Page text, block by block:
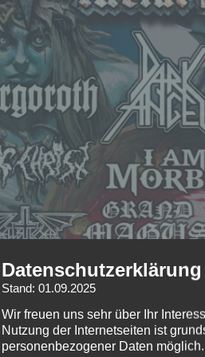
Datenschutzerklärung
Stand: 01.09.2025
Wir freuen uns sehr über Ihr
Nutzung der Internetseiten ist
personenbezogener Daten